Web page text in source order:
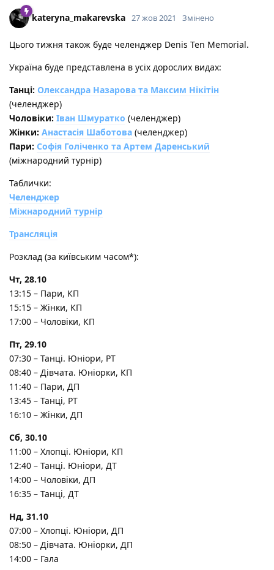
kateryna_makarevska 27 жов 2021 Змінено
Цього тижня також буде челенджер Denis Ten Memorial.
Україна буде представлена в усіх дорослих видах:
Танці: Олександра Назарова та Максим Нікітін
(челенджер)
Чоловіки: Іван Шмуратко (челенджер)
Жінки: Анастасія Шаботова (челенджер)
Пари: Софія Голіченко та Артем Даренський
(міжнародний турнір)
Таблички:
Челенджер
Міжнародний турнір
Трансляція
Розклад (за київським часом*):
Чт, 28.10
13:15 – Пари, КП
15:15 – Жінки, КП
17:00 – Чоловіки, КП
Пт, 29.10
07:30 – Танці. Юніори, РТ
08:40 – Дівчата. Юніорки, КП
11:40 – Пари, ДП
13:45 – Танці, РТ
16:10 – Жінки, ДП
Сб, 30.10
11:00 – Хлопці. Юніори, КП
12:40 – Танці. Юніори, ДТ
14:00 – Чоловіки, ДП
16:35 – Танці, ДТ
Нд, 31.10
07:00 – Хлопці. Юніори, ДП
08:50 – Дівчата. Юніорки, ДП
14:00 – Гала